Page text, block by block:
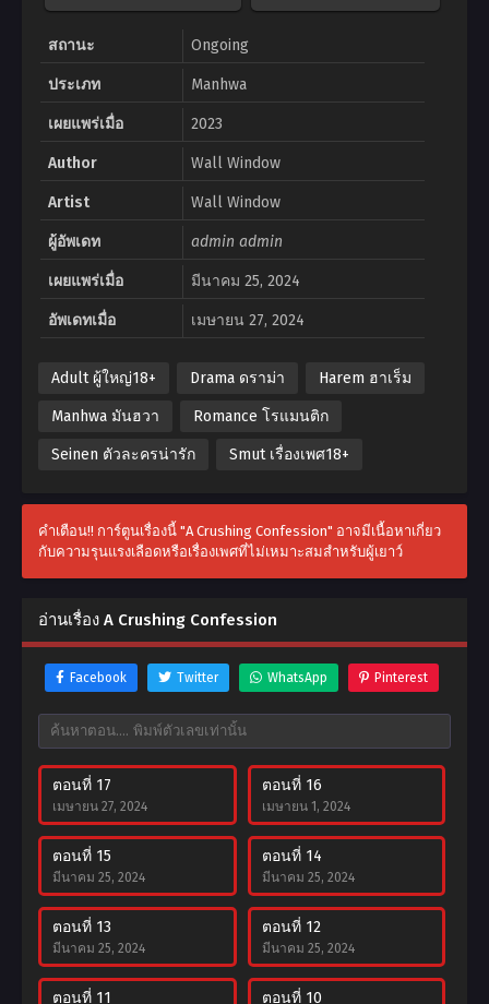
สถานะ Ongoing
ประเภท Manhwa
เผยแพร่เมื่อ 2023
Author Wall Window
Artist Wall Window
ผู้อัพเดท admin admin
เผยแพร่เมื่อ มีนาคม 25, 2024
อัพเดทเมื่อ เมษายน 27, 2024
Adult ผู้ใหญ่18+ Drama ดราม่า Harem ฮาเร็ม
Manhwa มันฮวา Romance โรแมนติก
Seinen ตัวละครน่ารัก Smut เรื่องเพศ18+
คำเตือน!! การ์ตูนเรื่องนี้ "A Crushing Confession" อาจมีเนื้อหาเกี่ยว
กับความรุนแรงเลือดหรือเรื่องเพศที่ไม่เหมาะสมสำหรับผู้เยาว์
อ่านเรื่อง A Crushing Confession
Facebook Twitter WhatsApp Pinterest
ตอนที่ 17
เมษายน 27, 2024
ตอนที่ 16
เมษายน 1, 2024
ตอนที่ 15
มีนาคม 25, 2024
ตอนที่ 14
มีนาคม 25, 2024
ตอนที่ 13
มีนาคม 25, 2024
ตอนที่ 12
มีนาคม 25, 2024
ตอนที่ 11 ตอนที่ 10